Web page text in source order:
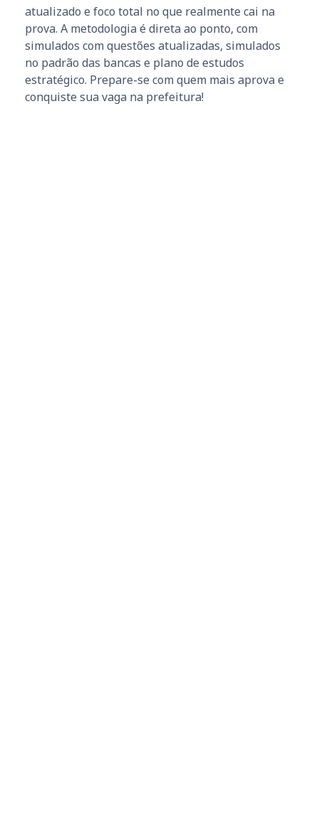
atualizado e foco total no que realmente cai na
prova. A metodologia é direta ao ponto, com
simulados com questões atualizadas, simulados
no padrão das bancas e plano de estudos
estratégico. Prepare-se com quem mais aprova e
conquiste sua vaga na prefeitura!